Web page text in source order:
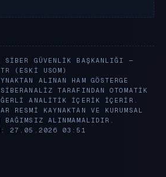
GÜVENLIK BAŞKANLIĞI —
(ESKI USOM)
ALINAN HAM GÖSTERGE
TARAFINDAN OTOMATIK
ANALITIK IÇERIK IÇERIR.
RESMI KAYNAKTAN VE KURUMSAL
ALINMAMALIDIR.
27.05.2026 03:51